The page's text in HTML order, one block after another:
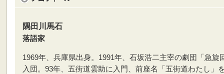
隅田川馬石
落語家
1969年、兵庫県出身。1991年、石坂浩二主宰の劇団「急旋
入団。93年、五街道雲助に入門、前座名「五街道わたし」